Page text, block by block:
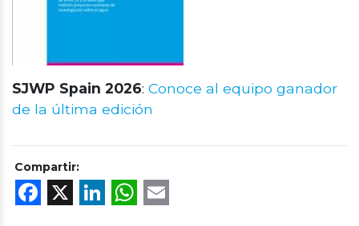
SJWP Spain 2026: Conoce al equipo ganador
de la última edición
Compartir:
Facebook
X LinkedIn
WhatsApp